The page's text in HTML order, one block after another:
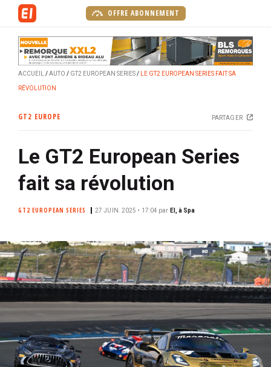
i
n
c
i
a
OFFRE ABONNEMENT
ACCUEIL AUTO GT2 EUROPEAN SERIES LE GT2 EUROPEAN SERIES FAIT SA
RÉVOLUTION
GT2 EUROPE PARTAGER
Le GT2 European Series
fait sa révolution
GT2 EUROPEAN SERIES 27 JUIN. 2025 • 17:04 par EI, à Spa